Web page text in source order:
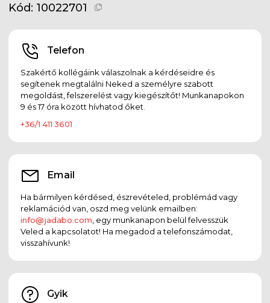
Kód: 10022701
Telefon
Szakértő kollégáink válaszolnak a kérdéseidre és
segítenek megtalálni Neked a személyre szabott
megoldást, felszerelést vagy kiegészítőt! Munkanapokon
9 és 17 óra között hívhatod őket.
+36/1 411 3601
Email
Ha bármilyen kérdésed, észrevételed, problémád vagy
reklamációd van, oszd meg velünk emailben:
info@jadabo.com , egy munkanapon belül felvesszük
Veled a kapcsolatot! Ha megadod a telefonszámodat,
visszahívunk!
Gyik